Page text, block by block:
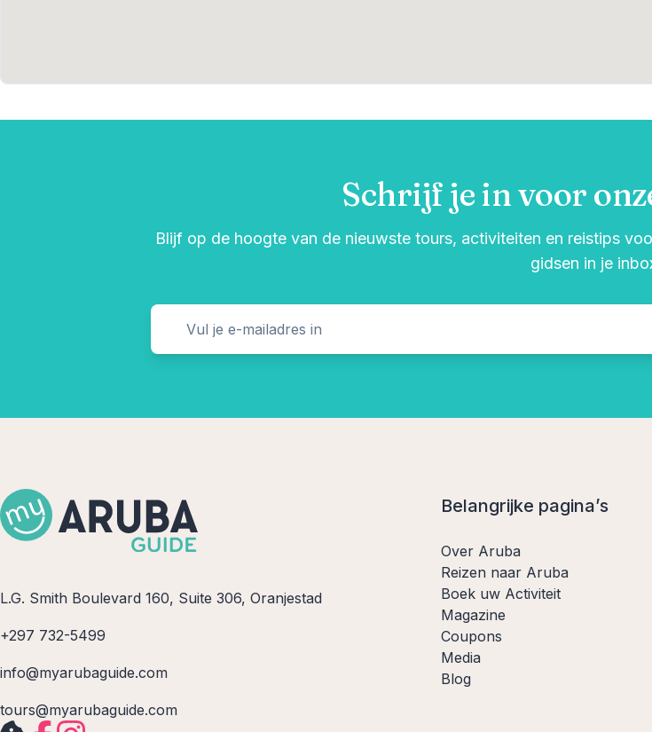
Schrijf je in voor
Blijf op de hoogte van de nieuwste tours, activiteiten en reistips
gidsen in je
L.G. Smith Boulevard 160, Suite 306, Oranjestad
+297 732-5499
info@myarubaguide.com
tours@myarubaguide.com
Belangrijke pagina’s
Over Aruba
Reizen naar Aruba
Boek uw Activiteit
Magazine
Coupons
Media
Blog